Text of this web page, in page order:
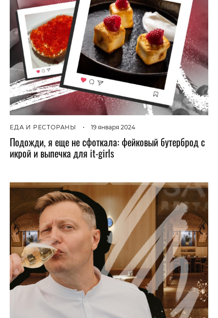
ЕДА И РЕСТОРАНЫ • 19 января 2024
Подожди, я еще не сфоткала: фейковый бутерброд с
икрой и выпечка для it-girls